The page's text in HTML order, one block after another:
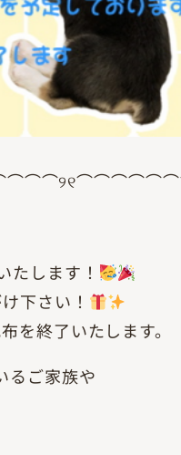
します！
下さい！
を終了いたします。
るご家族や